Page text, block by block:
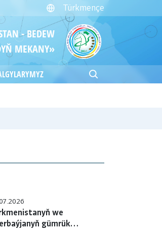
Türkmençe
- BEDEW
MEKANY»
we
gümrük